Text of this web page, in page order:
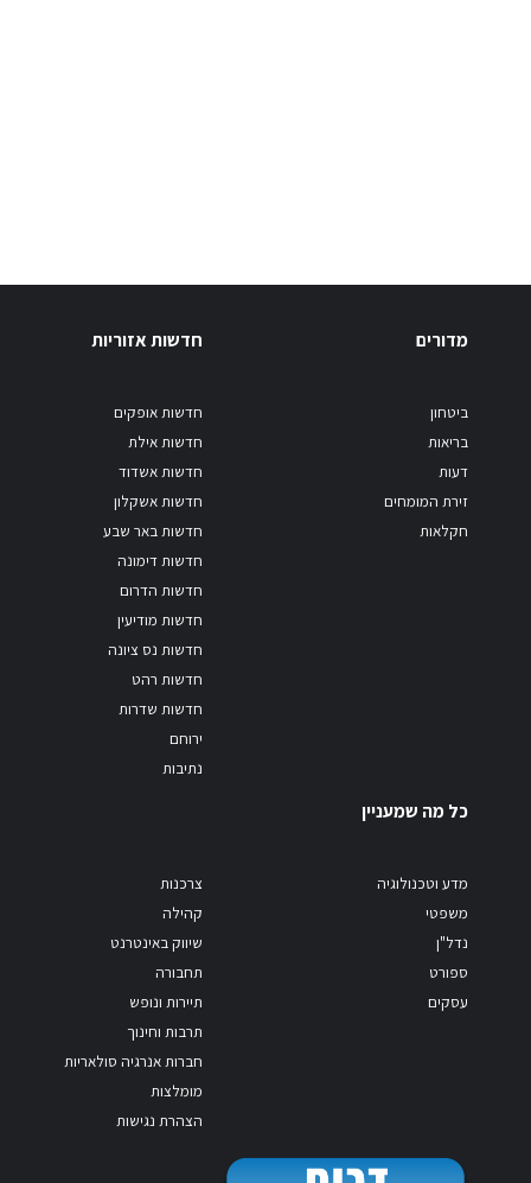
מדורים
ביטחון
בריאות
דעות
זירת המומחים
חקלאות
חדשות אזוריות
חדשות אופקים
חדשות אילת
חדשות אשדוד
חדשות אשקלון
חדשות באר שבע
חדשות דימונה
חדשות הדרום
חדשות מודיעין
חדשות נס ציונה
חדשות רהט
חדשות שדרות
ירוחם
נתיבות
כל מה שמעניין
מדע וטכנולוגיה
משפטי
נדל"ן
ספורט
עסקים
צרכנות
קהילה
שיווק באינטרנט
תחבורה
תיירות ונופש
תרבות וחינוך
חברות אנרגיה סולאריות
מומלצות
הצהרת נגישות